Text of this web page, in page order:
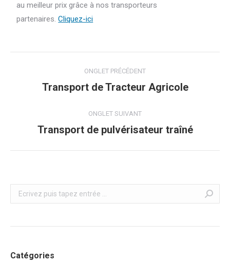
au meilleur prix grâce à nos transporteurs
partenaires.Cliquez-ici
Navigation
commentaire
ONGLET PRÉCÉDENT
Onglet
Transport de Tracteur Agricole
ONGLET SUIVANT
Onglet
Transport de pulvérisateur traîné
Recherche
Catégories